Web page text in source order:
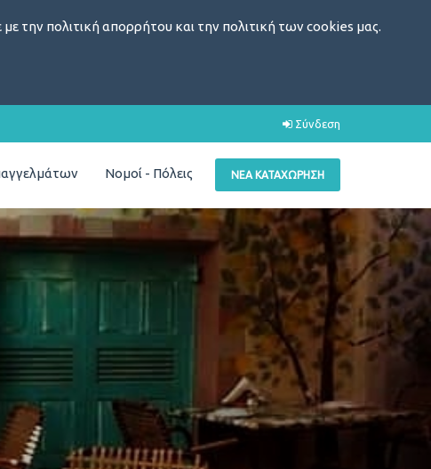
την πολιτική απορρήτου και την πολιτική των cookies μας.
Σύνδεση
ΝΈΑ ΚΑΤΑΧΏΡΗΣΗ
Νομοί - Πόλεις